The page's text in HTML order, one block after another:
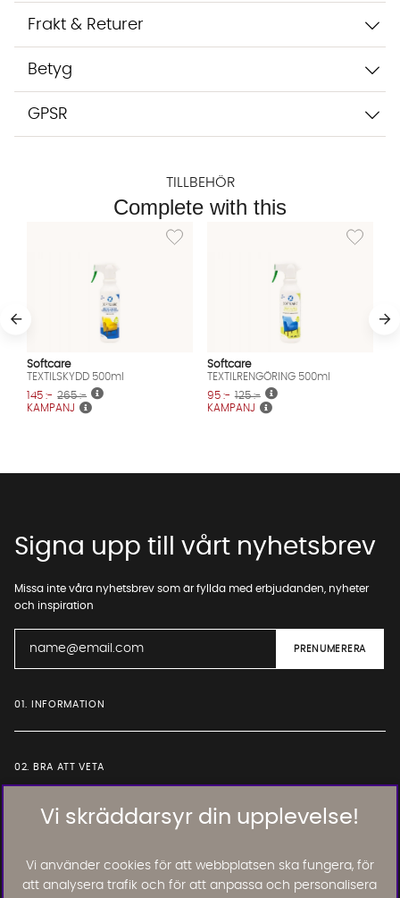
Frakt & Returer
Betyg
GPSR
TILLBEHÖR
Complete with this
Lägg till i önskelista: TEXTILSKYDD 500ml
Softcare
TEXTILSKYDD 500ml
KAMPANJ
145 :- 265 :-
Lägg till i
Softcare
TEXTILRENGÖRING 500ml
KAMPANJ
95 :- 125 :-
Vi skräddarsyr din upplevelse!
Vi använder cookies för att webbplatsen ska fungera, för
att analysera trafik och för att anpassa och personalisera
Signa upp till vårt nyhetsbrev
Missa inte våra nyhetsbrev som är fyllda med erbjudanden, nyheter
och inspiration
01. INFORMATION
02. BRA ATT VETA
Läs och lämna kundomdömen: